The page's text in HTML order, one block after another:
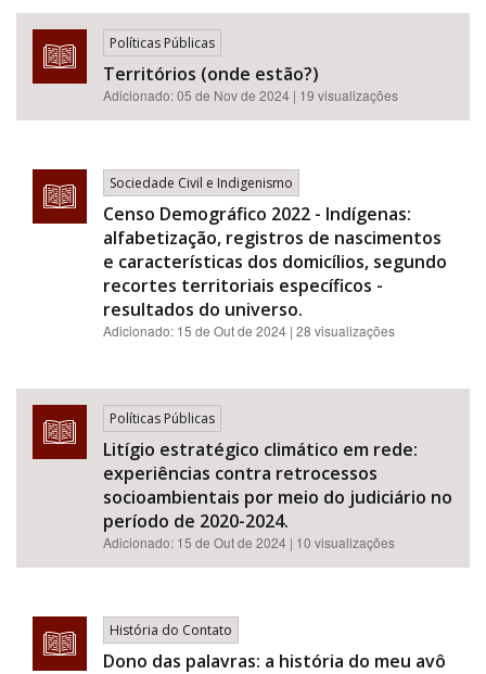
Políticas Públicas
Territórios (onde estão?)
Adicionado:05 de Nov de 2024 | 19 visualizações
Sociedade Civil e Indigenismo
Censo Demográfico 2022 - Indígenas:
alfabetização, registros de nascimentos
e características dos domicílios, segundo
recortes territoriais específicos -
resultados do universo.
Adicionado: 15 de Out de 2024 | 28 visualizações
Políticas Públicas
Litígio estratégico climático em rede:
experiências contra retrocessos
socioambientais por meio do judiciário no
período de 2020-2024.
Adicionado: 15 de Out de 2024 | 10 visualizações
História do Contato
Dono das palavras: a história do meu avô